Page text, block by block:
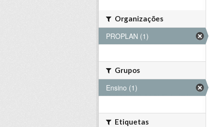
Organizações
PROPLAN (1)
Grupos
Ensino (1)
Etiquetas